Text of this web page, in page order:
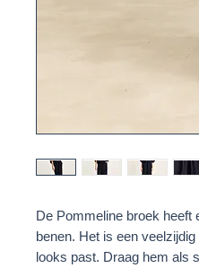
De Pommeline broek heeft
benen. Het is een
looks past. Draag hem als